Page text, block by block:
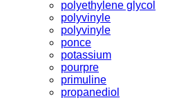
polyethylene glycol
polyvinyle
polyvinyle
ponce
potassium
pourpre
primuline
propanediol